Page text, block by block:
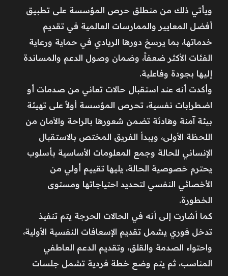
ويأتي ذلك من منطلق حرص المؤسسة على تطبيق
أفضل المعايير والممارسات العالمية في تقديم
خدماتها، بما يرسخ دورها الريادي في حماية ورعاية
الفئات الأكثر ضعفاً، وضمان وصول الدعم والمساندة
إليها بجودة وفاعلية.
وأكدت أنه عند استقبال حالات تعاني من صدمات أو
اضطرابات نفسية، تحرص المؤسسة أولاً على تهيئة
بيئة آمنة وهادئة تضمن شعورها بالراحة والأمان من
اللحظة الأولى، ويبدأ الفريق المختص بالاستقبال
الإنساني للحالة وجمع المعلومات الأساسية بأسلوب
يحترم خصوصية الحالة، يليها تقييم أولي من
الأخصائي النفسي لتحديد احتياجاتها ومستوى
الخطورة.
كما أشارت إلى أنه في الحالات الحرجة يتم تنفيذ
تدخل فوري يشمل تقديم الإسعافات النفسية الأولية،
واحتواء الصدمة والقلق، وتقديم الدعم العاطفي
المناسب، ثم يتم وضع خطة فردية تشمل جلسات